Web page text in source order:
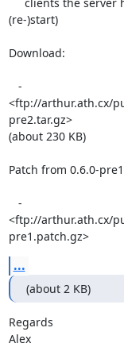
(re-)start)
Download:
<ftp://arthur.ath.cx/
pre2.tar.gz>
(about 230 KB)
Patch from 0.6.0-
<ftp://arthur.ath.cx/
pre1.patch.gz>
...
(about 2 KB)
Regards
Alex